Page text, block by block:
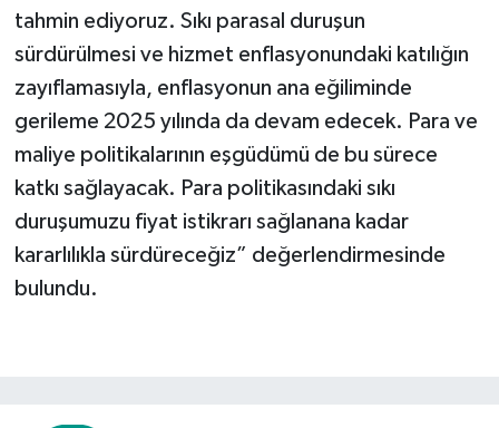
tahmin ediyoruz. Sıkı parasal duruşun
sürdürülmesi ve hizmet enflasyonundaki katılığın
zayıflamasıyla, enflasyonun ana eğiliminde
gerileme 2025 yılında da devam edecek. Para ve
maliye politikalarının eşgüdümü de bu sürece
katkı sağlayacak. Para politikasındaki sıkı
duruşumuzu fiyat istikrarı sağlanana kadar
kararlılıkla sürdüreceğiz” değerlendirmesinde
bulundu.